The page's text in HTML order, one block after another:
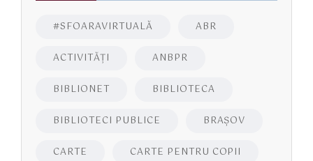
#SFOARAVIRTUALĂ ABR
ACTIVITĂŢI ANBPR
BIBLIONET BIBLIOTECA
BIBLIOTECI PUBLICE BRAŞOV
CARTE CARTE PENTRU COPII